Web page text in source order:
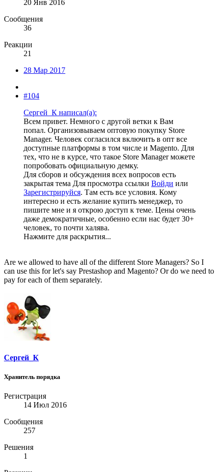
20 Янв 2016
Сообщения
36
Реакции
21
28 Мар 2017
#104
Сергей_К написал(а):
Всем привет. Немного с другой ветки к Вам
попал. Организовываем оптовую покупку Store
Manager. Человек согласился включить в опт все
доступные платформы в том числе и Magento. Для
тех, что не в курсе, что такое Store Manager можете
попробовать официальную демку.
Для сборов и обсуждения всех вопросов есть
закрытая тема Для просмотра ссылки Войди или
Зарегистрируйся. Там есть все условия. Кому
интересно и есть желание купить менеджер, то
пишите мне и я открою доступ к теме. Цены очень
даже демократичные, особенно если нас будет 30+
человек, то почти халява.
Нажмите для раскрытия...
Are we allowed to have all of the different Store Managers? So I
can use this for let's say Prestashop and Magento? Or do we need to
pay for each of them separately.
Сергей_К
Хранитель порядка
Регистрация
14 Июл 2016
Сообщения
257
Решения
1